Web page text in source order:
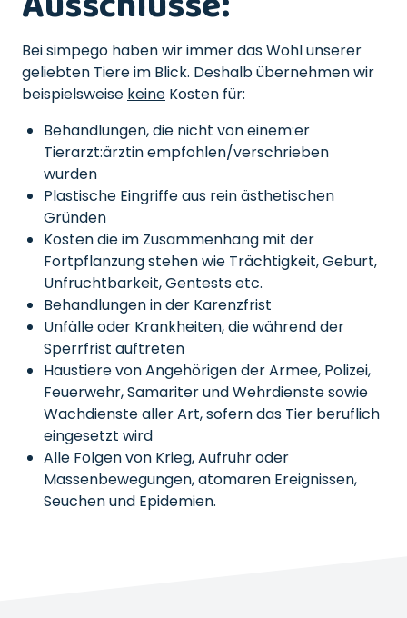
Bei simpego haben wir immer das Wohl unserer
geliebten Tiere im Blick. Deshalb übernehmen wir
beispielsweise keine Kosten für:
Behandlungen, die nicht von einem:er
Tierarzt:ärztin empfohlen/verschrieben
wurden
Plastische Eingriffe aus rein ästhetischen
Gründen
Kosten die im Zusammenhang mit der
Fortpflanzung stehen wie Trächtigkeit, Geburt,
Unfruchtbarkeit, Gentests etc.
Behandlungen in der Karenzfrist
Unfälle oder Krankheiten, die während der
Sperrfrist auftreten
Haustiere von Angehörigen der Armee, Polizei,
Feuerwehr, Samariter und Wehrdienste sowie
Wachdienste aller Art, sofern das Tier beruflich
eingesetzt wird
Alle Folgen von Krieg, Aufruhr oder
Massenbewegungen, atomaren Ereignissen,
Seuchen und Epidemien.